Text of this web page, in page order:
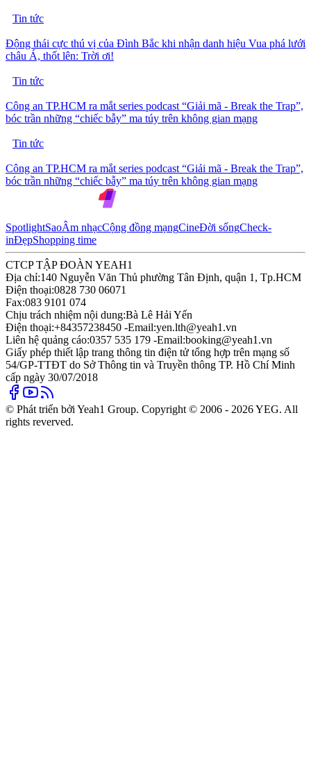
Tin tức
Động thái cực thú vị của Đình Bắc khi nhận danh hiệu Vua phá lưới
châu Á, thốt lên: Trời ơi!
Tin tức
Công an TP.HCM ra mắt series podcast “Giải mã - Break the Trap”,
bóc trần những “chiếc bẫy” ma túy trên không gian mạng
Tin tức
Công an TP.HCM ra mắt series podcast “Giải mã - Break the Trap”,
bóc trần những “chiếc bẫy” ma túy trên không gian mạng
SpotlightSaoÂm nhạcCộng đồng mạngCineĐời sốngCheck-
inĐẹpShopping time
CTCP TẬP ĐOÀN YEAH1
Địa chỉ:140 Nguyễn Văn Thủ phường Tân Định, quận 1, Tp.HCM
Điện thoại:0828 730 06071
Fax:083 9101 074
Chịu trách nhiệm nội dung:Bà Lê Hải Yến
Điện thoại:+84357238450 -Email:yen.lth@yeah1.vn
Liên hệ quảng cáo:0357 535 179 -Email:booking@yeah1.vn
Giấy phép thiết lập trang thông tin điện tử tổng hợp trên mạng số
54/GP-TTĐT do Sở Thông tin và Truyền thông TP. Hồ Chí Minh
cấp ngày 30/07/2018
© Phát triển bởi Yeah1 Group. Copyright © 2006 - 2026 YEG. All
rights reverved.